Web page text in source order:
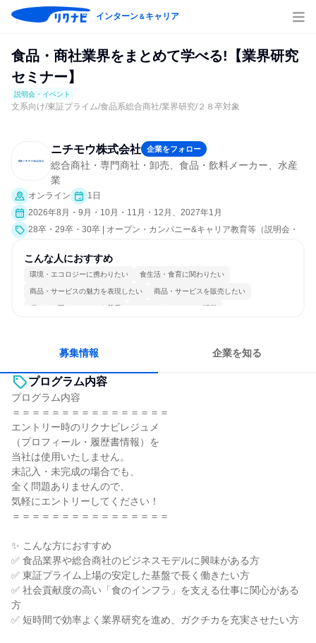
インターン＆キャリア
食品・商社業界をまとめて学べる!【業界研究
セミナー】
説明会・イベント
文系向け/東証プライム/食品系総合商社/業界研究/２８卒対象
ニチモウ株式会社 企業をフォロー
総合商社・専門商社・卸売、食品・飲料メーカー、水産
業
オンライン
1日
2026年8月・9月・10月・11月・12月、2027年1月
28卒・29卒・30卒 | オープン・カンパニー&キャリア教育等（説明会・
究]）
こんな人におすすめ
環境・エコロジーに携わりたい 食生活・食育に関わりたい
商品・サービスの魅力を表現したい 商品・サービスを販売したい
穏やかで互いのペースを尊重 コミュニケーションが活発
募集情報 企業を知る
プログラム内容
プログラム内容
＝＝＝＝＝＝＝＝＝＝＝＝＝＝＝＝
エントリー時のリクナビレジュメ
（プロフィール・履歴書情報）を
当社は使用いたしません。
未記入・未完成の場合でも、
全く問題ありませんので、
気軽にエントリーしてください！
＝＝＝＝＝＝＝＝＝＝＝＝＝＝＝＝
✨ こんな方におすすめ
✅ 食品業界や総合商社のビジネスモデルに興味がある方
✅ 東証プライム上場の安定した基盤で長く働きたい方
✅ 社会貢献度の高い「食のインフラ」を支える仕事に関心がある
方
✅ 短時間で効率よく業界研究を進め、ガクチカを充実させたい方